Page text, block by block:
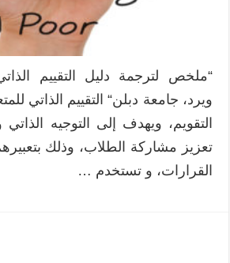
“ملخص لترجمة دليل التقييم
ويرد، جامعة دبلن“ التقييم الذاتي
التقويم، ويهدف إلى التوجيه الذاتي
تعزيز مشاركة الطلاب، وذلك
القرارات، و تستخدم …